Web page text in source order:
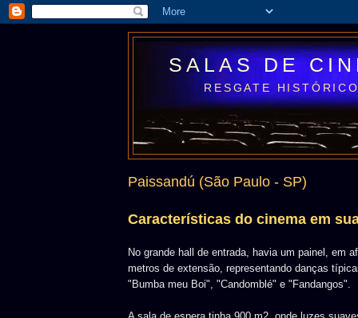
SALAS DE
RESGATE
Paissandú (São Paulo - SP)
Características do cinema em
No grande hall de entrada, havia um painel, em
metros de extensão, representando danças
"Bumba meu Boi", "Candomblé" e "Fandangos".